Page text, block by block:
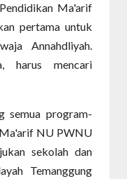
Ma'arif
pertama untuk
Annahdliyah.
harus mencari
semua program-
NU PWNU
sekolah dan
Temanggung